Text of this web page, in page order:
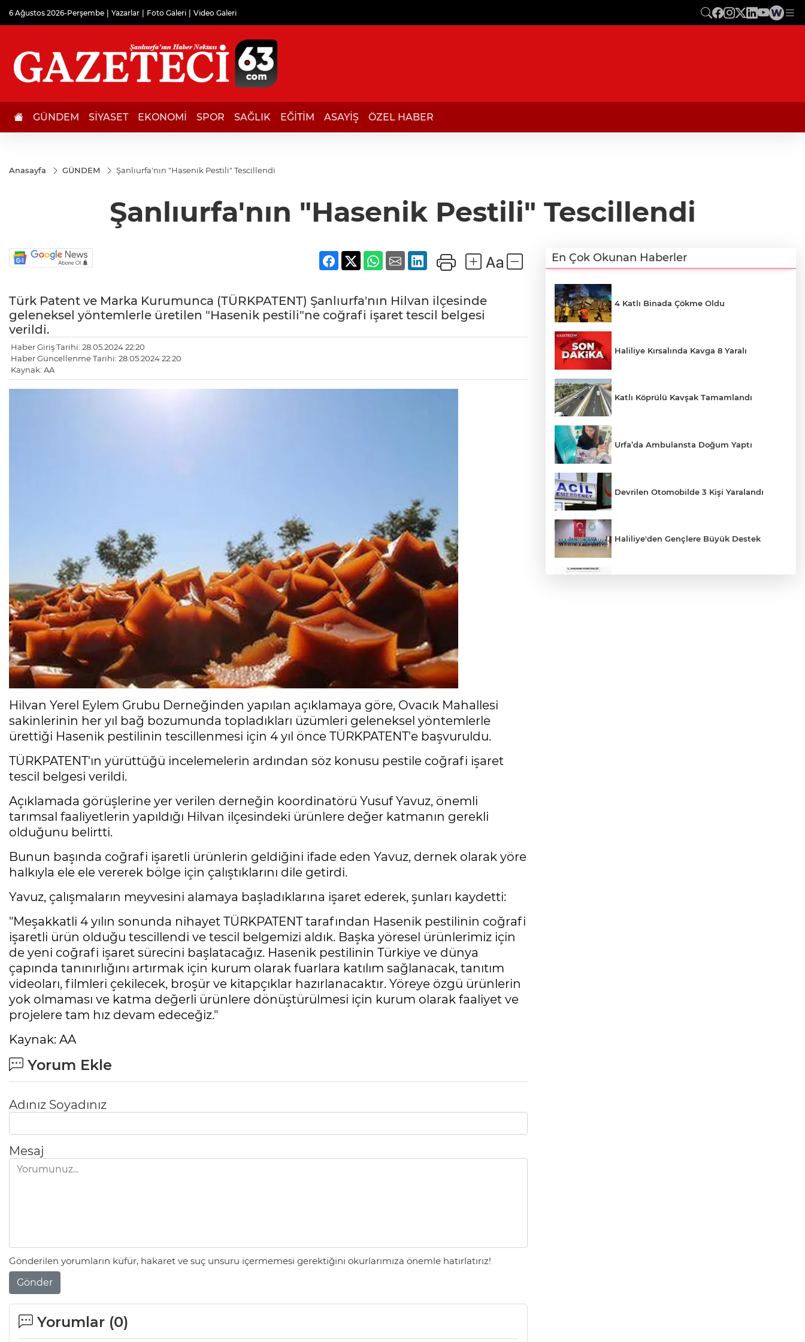
6 Ağustos 2026-Perşembe Yazarlar Foto Galeri Video Galeri
GÜNDEM SİYASET EKONOMİ SPOR SAĞLIK EĞİTİM ASAYİŞ ÖZEL HABER
Anasayfa GÜNDEM Şanlıurfa'nın "Hasenik Pestili" Tescillendi
Şanlıurfa'nın "Hasenik Pestili" Tescillendi
Türk Patent ve Marka Kurumunca (TÜRKPATENT) Şanlıurfa'nın Hilvan ilçesinde
geleneksel yöntemlerle üretilen "Hasenik pestili"ne coğrafi işaret tescil belgesi
verildi.
Haber Giriş Tarihi: 28.05.2024 22:20
Haber Güncellenme Tarihi: 28.05.2024 22:20
Kaynak: AA
Hilvan Yerel Eylem Grubu Derneğinden yapılan açıklamaya göre, Ovacık Mahallesi
sakinlerinin her yıl bağ bozumunda topladıkları üzümleri geleneksel yöntemlerle
ürettiği Hasenik pestilinin tescillenmesi için 4 yıl önce TÜRKPATENT'e başvuruldu.
TÜRKPATENT'ın yürüttüğü incelemelerin ardından söz konusu pestile coğrafi işaret
tescil belgesi verildi.
Açıklamada görüşlerine yer verilen derneğin koordinatörü Yusuf Yavuz, önemli
tarımsal faaliyetlerin yapıldığı Hilvan ilçesindeki ürünlere değer katmanın gerekli
olduğunu belirtti.
Bunun başında coğrafi işaretli ürünlerin geldiğini ifade eden Yavuz, dernek olarak yöre
halkıyla ele ele vererek bölge için çalıştıklarını dile getirdi.
Yavuz, çalışmaların meyvesini alamaya başladıklarına işaret ederek, şunları kaydetti:
"Meşakkatli 4 yılın sonunda nihayet TÜRKPATENT tarafından Hasenik pestilinin coğrafi
işaretli ürün olduğu tescillendi ve tescil belgemizi aldık. Başka yöresel ürünlerimiz için
de yeni coğrafi işaret sürecini başlatacağız. Hasenik pestilinin Türkiye ve dünya
çapında tanınırlığını artırmak için kurum olarak fuarlara katılım sağlanacak, tanıtım
videoları, filmleri çekilecek, broşür ve kitapçıklar hazırlanacaktır. Yöreye özgü ürünlerin
yok olmaması ve katma değerli ürünlere dönüştürülmesi için kurum olarak faaliyet ve
projelere tam hız devam edeceğiz."
Kaynak: AA
Yorum Ekle
Adınız Soyadınız
Mesaj
Gönderilen yorumların küfür, hakaret ve suç unsuru içermemesi gerektiğini okurlarımıza önemle hatırlatırız!
Gönder
Yorumlar (0)
En Çok Okunan Haberler
4 Katlı Binada Çökme Oldu
Haliliye Kırsalında Kavga 8 Yaralı
Katlı Köprülü Kavşak Tamamlandı
Urfa’da Ambulansta Doğum Yaptı
Devrilen Otomobilde 3 Kişi Yaralandı
Haliliye'den Gençlere Büyük Destek